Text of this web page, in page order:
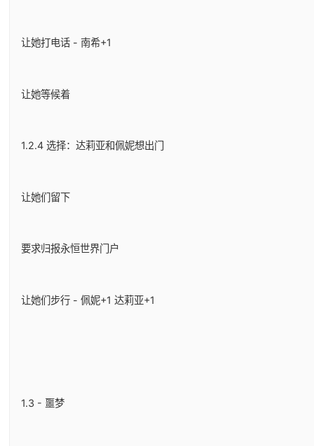
让她打电话 - 南希+1
让她等候着
1.2.4 选择：达莉亚和佩妮想出门
让她们留下
要求归报永恒世界门户
让她们步行 - 佩妮+1 达莉亚+1
1.3 - 噩梦